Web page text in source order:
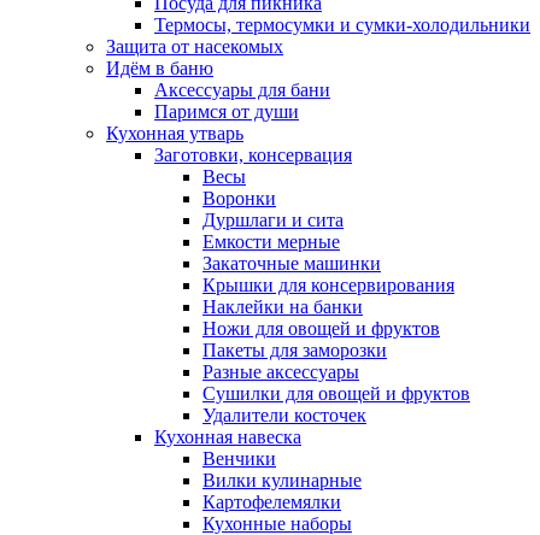
Термосы, термосумки и сумки-холодильники
Защита от насекомых
Идём в баню
Аксессуары для бани
Паримся от души
Кухонная утварь
Заготовки, консервация
Весы
Воронки
Дуршлаги и сита
Емкости мерные
Закаточные машинки
Крышки для консервирования
Наклейки на банки
Ножи для овощей и фруктов
Пакеты для заморозки
Разные аксессуары
Сушилки для овощей и фруктов
Удалители косточек
Кухонная навеска
Венчики
Вилки кулинарные
Картофелемялки
Кухонные наборы